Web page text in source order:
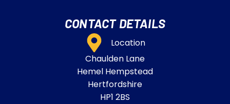
CONTACT DETAILS
Location
Chaulden Lane
Hemel Hempstead
Hertfordshire
HP1 2BS